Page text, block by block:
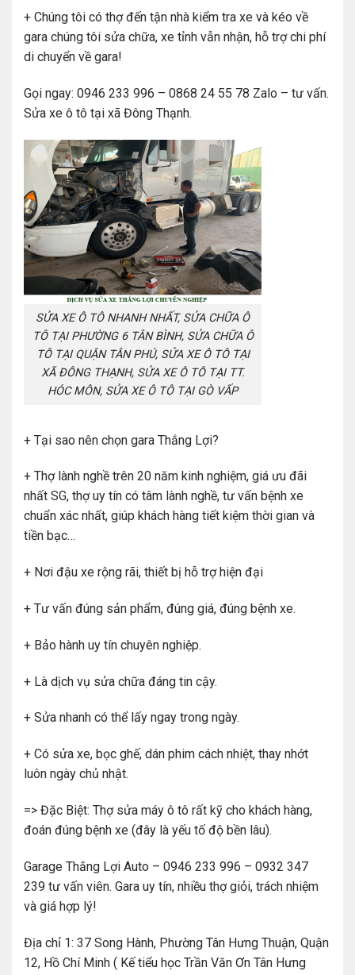
+ Chúng tôi có thợ đến tận nhà kiểm tra xe và kéo về
gara chúng tôi sửa chữa, xe tỉnh vẫn nhận, hỗ trợ chi phí
di chuyển về gara!
Gọi ngay: 0946 233 996 – 0868 24 55 78 Zalo – tư vấn.
Sửa xe ô tô tại xã Đông Thạnh.
SỬA XE Ô TÔ NHANH NHẤT, SỬA CHỮA Ô
TÔ TẠI PHƯỜNG 6 TÂN BÌNH, SỬA CHỮA Ô
TÔ TẠI QUẬN TÂN PHÚ, SỬA XE Ô TÔ TẠI
XÃ ĐÔNG THẠNH, SỬA XE Ô TÔ TẠI TT.
HÓC MÔN, SỬA XE Ô TÔ TẠI GÒ VẤP
+ Tại sao nên chọn gara Thắng Lợi?
+ Thợ lành nghề trên 20 năm kinh nghiệm, giá ưu đãi
nhất SG, thợ uy tín có tâm lành nghề, tư vấn bệnh xe
chuẩn xác nhất, giúp khách hàng tiết kiệm thời gian và
tiền bạc…
+ Nơi đậu xe rộng rãi, thiết bị hỗ trợ hiện đại
+ Tư vấn đúng sản phẩm, đúng giá, đúng bệnh xe.
+ Bảo hành uy tín chuyên nghiệp.
+ Là dịch vụ sửa chữa đáng tin cậy.
+ Sửa nhanh có thể lấy ngay trong ngày.
+ Có sửa xe, bọc ghế, dán phim cách nhiệt, thay nhớt
luôn ngày chủ nhật.
=> Đặc Biệt: Thợ sửa máy ô tô rất kỹ cho khách hàng,
đoán đúng bệnh xe (đây là yếu tố độ bền lâu).
Garage Thắng Lợi Auto – 0946 233 996 – 0932 347
239 tư vấn viên. Gara uy tín, nhiều thợ giỏi, trách nhiệm
và giá hợp lý!
Địa chỉ 1: 37 Song Hành, Phường Tân Hưng Thuận, Quận
12, Hồ Chí Minh ( Kế tiểu học Trần Văn Ơn Tân Hưng